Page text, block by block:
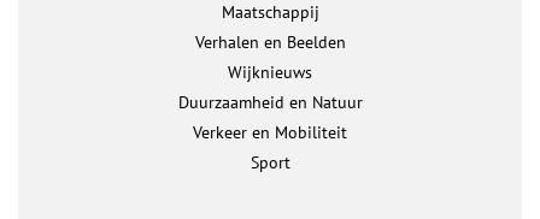
Maatschappij
Verhalen en Beelden
Wijknieuws
Duurzaamheid en Natuur
Verkeer en Mobiliteit
Sport